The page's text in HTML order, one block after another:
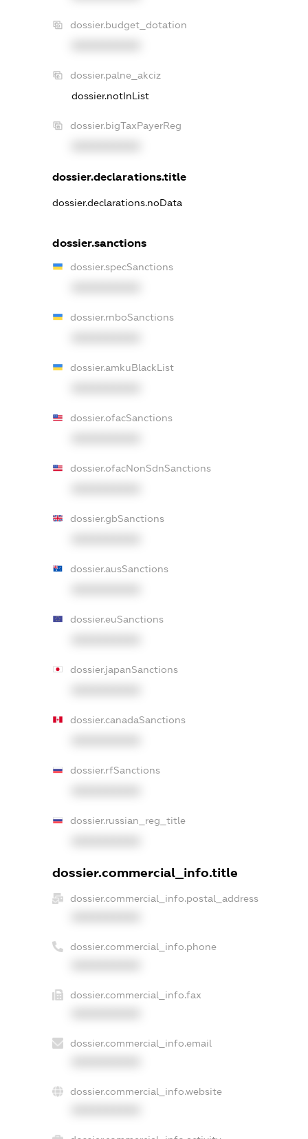
dossier.budget_dotation
dossier.palne_akciz
dossier.notInList
dossier.bigTaxPayerReg
dossier.declarations.title
dossier.declarations.noData
dossier.sanctions
dossier.specSanctions
dossier.rnboSanctions
dossier.amkuBlackList
dossier.ofacSanctions
dossier.ofacNonSdnSanctions
dossier.gbSanctions
dossier.ausSanctions
dossier.euSanctions
dossier.japanSanctions
dossier.canadaSanctions
dossier.rfSanctions
dossier.russian_reg_title
dossier.commercial_info.title
dossier.commercial_info.postal_address
dossier.commercial_info.phone
dossier.commercial_info.fax
dossier.commercial_info.email
dossier.commercial_info.website